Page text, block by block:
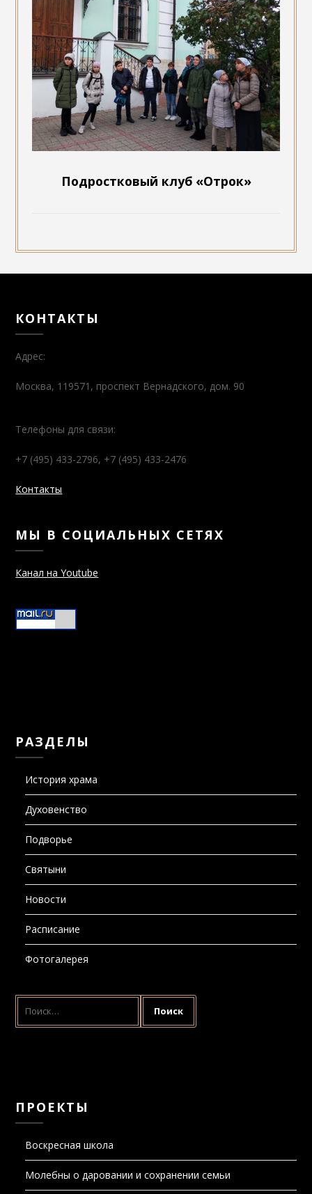
Подростковый клуб «Отрок»
КОНТАКТЫ
Адрес:
Москва, 119571, проспект Вернадского, дом. 90
Телефоны для связи:
+7 (495) 433-2796, +7 (495) 433-2476
Контакты
МЫ В СОЦИАЛЬНЫХ СЕТЯХ
Канал на Youtube
РАЗДЕЛЫ
История храма
Духовенство
Подворье
Святыни
Новости
Расписание
Фотогалерея
НАЙТИ:
ПРОЕКТЫ
Воскресная школа
Молебны о даровании и сохранении семьи